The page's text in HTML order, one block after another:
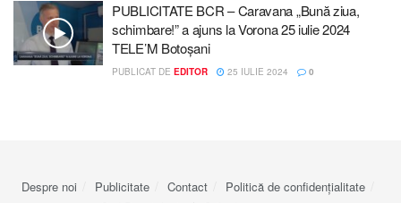
PUBLICITATE BCR – Caravana „Bună ziua,
schimbare!” a ajuns la Vorona 25 iulie 2024
TELE’M Botoșani
PUBLICAT DE EDITOR 25 IULIE 2024 0
Despre noi Publicitate Contact
Politică de confidențialitate